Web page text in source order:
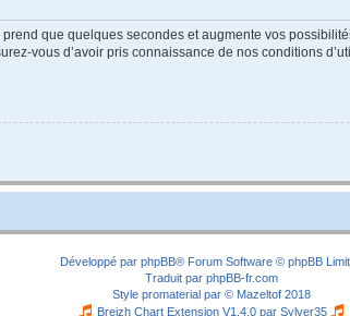
que quelques secondes et augmente vos
vous d’avoir pris connaissance de nos conditions
Développé par phpBB® Forum Software © phpBB
Traduit par phpBB-fr.com
Style promaterial par © Mazeltof 2018
Breizh Chart Extension V1.4.0 par Sylver35